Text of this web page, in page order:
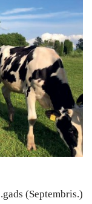
(Septembris.)